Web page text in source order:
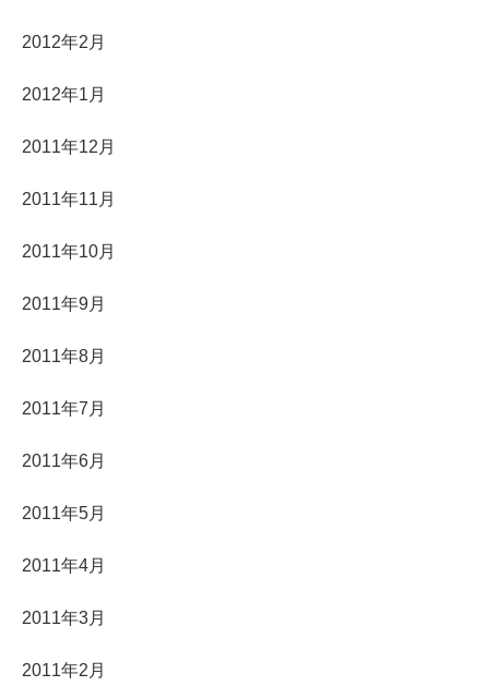
2012年2月
2012年1月
2011年12月
2011年11月
2011年10月
2011年9月
2011年8月
2011年7月
2011年6月
2011年5月
2011年4月
2011年3月
2011年2月